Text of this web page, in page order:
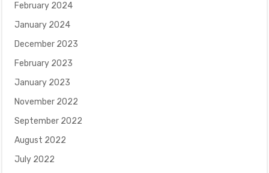
February 2024
January 2024
December 2023
February 2023
January 2023
November 2022
September 2022
August 2022
July 2022